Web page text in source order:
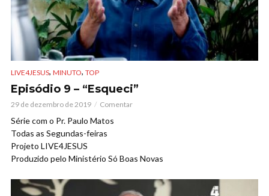
LIVE4JESUS, MINUTO, TOP
Episódio 9 – “Esqueci”
29 de dezembro de 2019 Comentar
Série com o Pr. Paulo Matos
Todas as Segundas-feiras
Projeto LIVE4JESUS
Produzido pelo Ministério Só Boas Novas